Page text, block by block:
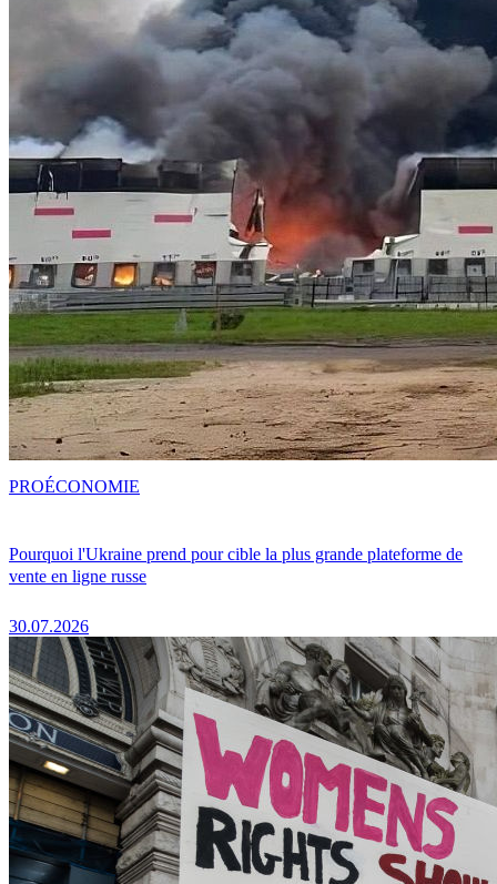
Pourquoi l'Ukraine prend pour cible la plus grande plateforme de
vente en ligne russe
30.07.2026
PROÉCONOMIE